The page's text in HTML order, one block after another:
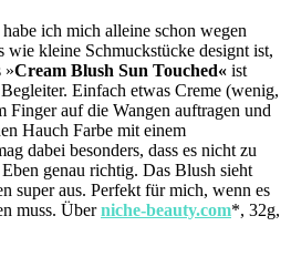
ich mich alleine schon wegen
wie kleine Schmuckstücke designt ist,
»Cream Blush Sun Touched« ist
Einfach etwas Creme (wenig,
Finger auf die Wangen auftragen und
Hauch Farbe mit einem
dabei besonders, dass es nicht zu
genau richtig. Das Blush sieht
super aus. Perfekt für mich, wenn es
muss. Überniche-beauty.com*, 32g,